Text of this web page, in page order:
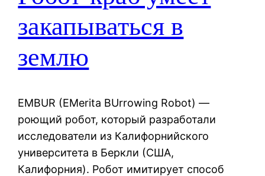
закапываться в
землю
EMBUR (EMerita BUrrowing Robot) —
роющий робот, который разработали
исследователи из Калифорнийского
университета в Беркли (США,
Калифорния). Робот имитирует способ